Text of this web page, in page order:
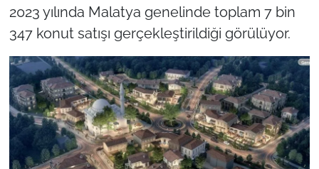
2023 yılında Malatya genelinde toplam 7 bin
347 konut satışı gerçekleştirildiği görülüyor.